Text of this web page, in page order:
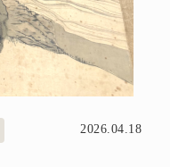
2026.04.18